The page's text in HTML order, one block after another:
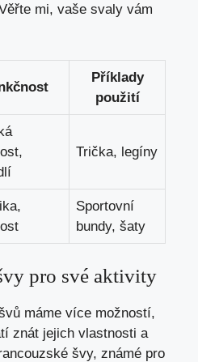
mi, vaše svaly vám
Příklady
použití
Trička, legíny
Sportovní
bundy, šaty
pro své aktivity
máme více možností,
znát jejich vlastnosti a
švy, známé pro